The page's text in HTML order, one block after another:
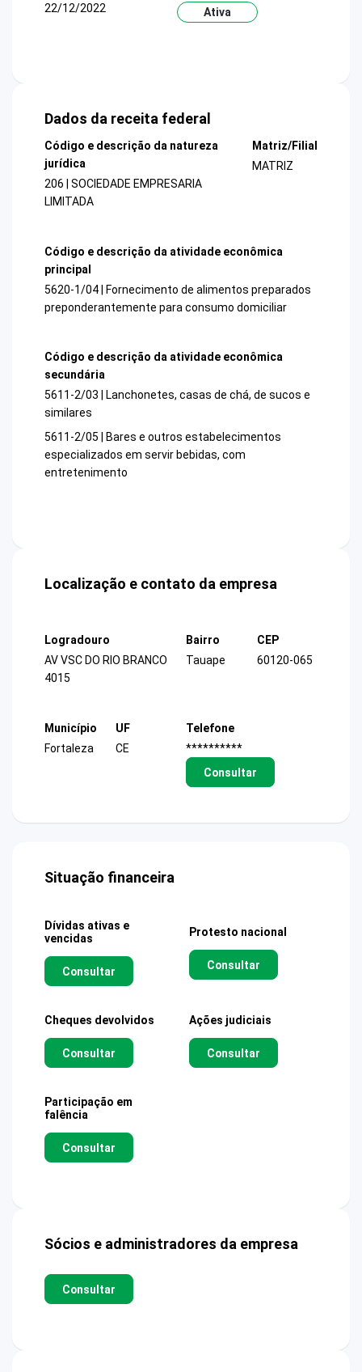
22/12/2022
Ativa
Dados da receita federal
Código e descrição da natureza
jurídica
206 | SOCIEDADE EMPRESARIA
LIMITADA
Matriz/Filial
MATRIZ
Código e descrição da atividade econômica
principal
5620-1/04 | Fornecimento de alimentos preparados
preponderantemente para consumo domiciliar
Código e descrição da atividade econômica
secundária
5611-2/03 | Lanchonetes, casas de chá, de sucos e
similares
5611-2/05 | Bares e outros estabelecimentos
especializados em servir bebidas, com
entretenimento
Localização e contato da empresa
Logradouro
AV VSC DO RIO BRANCO
4015
Bairro
Tauape
CEP
60120-065
Município
Fortaleza
UF
CE
Telefone
**********
Consultar
Situação financeira
Dívidas ativas e
vencidas
Consultar
Protesto nacional
Consultar
Cheques devolvidos
Consultar
Ações judiciais
Consultar
Participação em
falência
Consultar
Sócios e administradores da empresa
Consultar